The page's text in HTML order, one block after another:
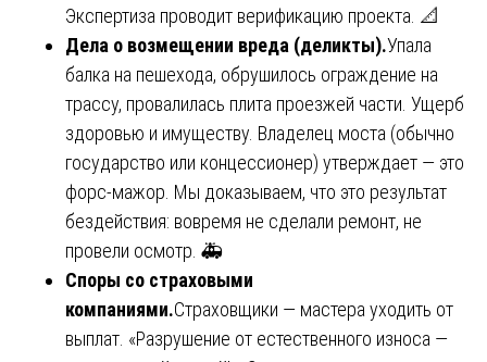
Экспертиза проводит верификацию проекта. 📐
Дела о возмещении вреда (деликты).Упала
балка на пешехода, обрушилось ограждение на
трассу, провалилась плита проезжей части. Ущерб
здоровью и имуществу. Владелец моста (обычно
государство или концессионер) утверждает — это
форс-мажор. Мы доказываем, что это результат
бездействия: вовремя не сделали ремонт, не
провели осмотр. 🚑
Споры со страховыми
компаниями.Страховщики — мастера уходить от
выплат. «Разрушение от естественного износа —